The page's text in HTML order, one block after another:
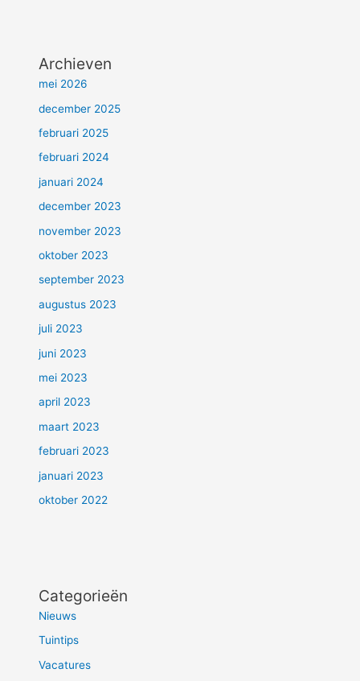
Archieven
mei 2026
december 2025
februari 2025
februari 2024
januari 2024
december 2023
november 2023
oktober 2023
september 2023
augustus 2023
juli 2023
juni 2023
mei 2023
april 2023
maart 2023
februari 2023
januari 2023
oktober 2022
Categorieën
Nieuws
Tuintips
Vacatures